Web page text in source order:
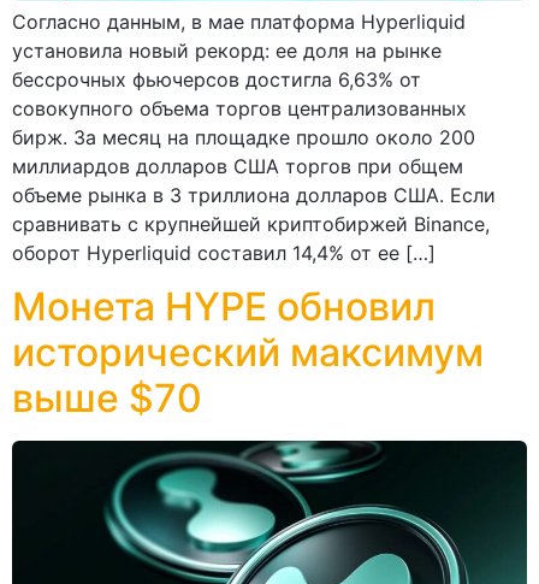
Согласно данным, в мае платформа Hyperliquid
установила новый рекорд: ее доля на рынке
бессрочных фьючерсов достигла 6,63% от
совокупного объема торгов централизованных
бирж. За месяц на площадке прошло около 200
миллиардов долларов США торгов при общем
объеме рынка в 3 триллиона долларов США. Если
сравнивать с крупнейшей криптобиржей Binance,
оборот Hyperliquid составил 14,4% от ее […]
Монета HYPE обновил
исторический максимум
выше $70